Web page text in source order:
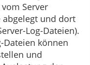
Server
und dort
Log-Dateien).
Dateien können
und